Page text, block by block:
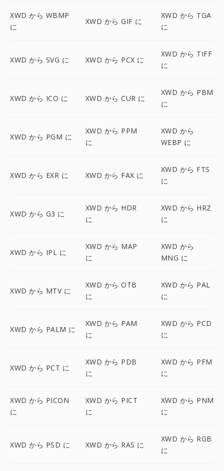
XWD から WBMP
に
XWD から GIF に
XWD から TGA
に
XWD から SVG に XWD から PCX に
XWD から TIFF
に
XWD から ICO に XWD から CUR に
XWD から PBM
に
XWD から PGM に
XWD から PPM
に
XWD から
WEBP に
XWD から EXR に XWD から FAX に
XWD から FTS
に
XWD から G3 に
XWD から HDR
に
XWD から HRZ
に
XWD から IPL に
XWD から MAP
に
XWD から
MNG に
XWD から MTV に
XWD から OTB
に
XWD から PAL
に
XWD から PALM に
XWD から PAM
に
XWD から PCD
に
XWD から PCT に
XWD から PDB
に
XWD から PFM
に
XWD から PICON
に
XWD から PICT
に
XWD から PNM
に
XWD から PSD に XWD から RAS に
XWD から RGB
に